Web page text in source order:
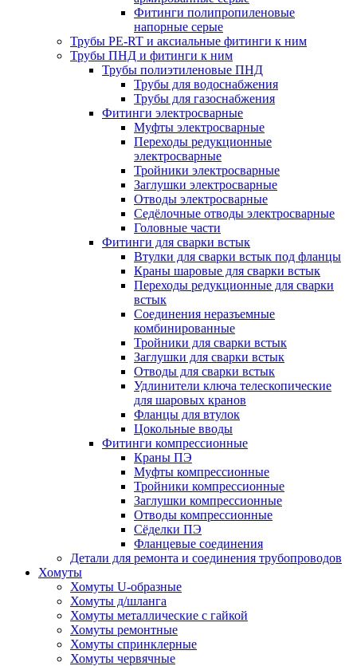
Фитинги полипропиленовые
напорные серые
Трубы PE-RT и аксиальные фитинги к ним
Трубы ПНД и фитинги к ним
Трубы полиэтиленовые ПНД
Трубы для водоснабжения
Трубы для газоснабжения
Фитинги электросварные
Муфты электросварные
Переходы редукционные
электросварные
Тройники электросварные
Заглушки электросварные
Отводы электросварные
Седёлочные отводы электросварные
Головные части
Фитинги для сварки встык
Втулки для сварки встык под фланцы
Краны шаровые для сварки встык
Переходы редукционные для сварки
встык
Соединения неразъемные
комбинированные
Тройники для сварки встык
Заглушки для сварки встык
Отводы для сварки встык
Удлинители ключа телескопические
для шаровых кранов
Фланцы для втулок
Цокольные вводы
Фитинги компрессионные
Краны ПЭ
Муфты компрессионные
Тройники компрессионные
Заглушки компрессионные
Отводы компрессионные
Сёделки ПЭ
Фланцевые соединения
Детали для ремонта и соединения трубопроводов
Хомуты
Хомуты U-образные
Хомуты д/шланга
Хомуты металлические с гайкой
Хомуты ремонтные
Хомуты спринклерные
Хомуты червячные